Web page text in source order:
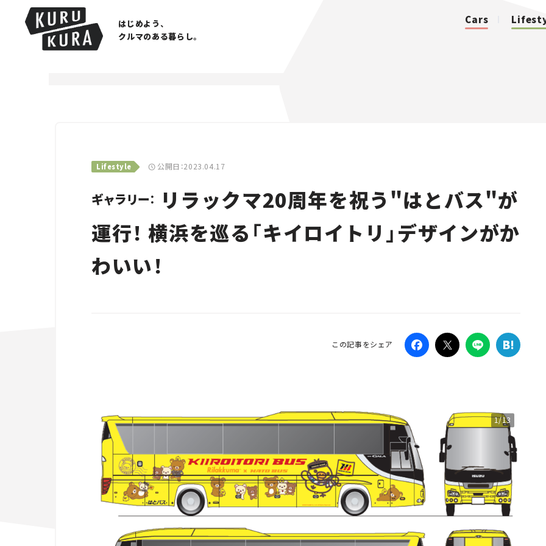
はじめよう、
クルマのある暮らし。
Cars
Lifestyle 公開日：2023.04.17
ギャラリー： リラックマ20周年を祝う"はとバス"が
運行！ 横浜を巡る「キイロイトリ」デザインがか
わいい！
この記事をシェア
1/13
Traffic
Special